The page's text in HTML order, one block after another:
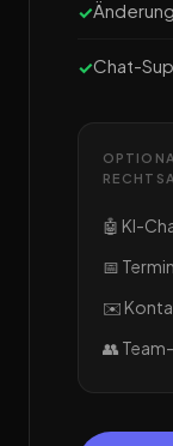
Chat-
🤖 KI-
📅
✉️
👥